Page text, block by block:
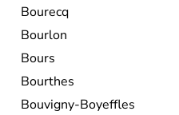
Bourecq
Bourlon
Bours
Bourthes
Bouvigny-Boyeffles